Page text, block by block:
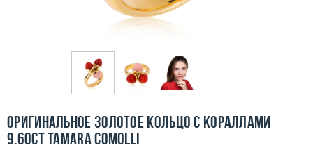
Бесплатная доставка
Контакты
Оригинальное золотое кольцо с кораллами
9.60ct Tamara Comolli